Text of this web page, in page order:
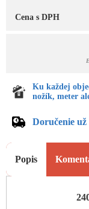
Cena s DPH
Ku každej
nožík, meter
Doručenie už
Popis